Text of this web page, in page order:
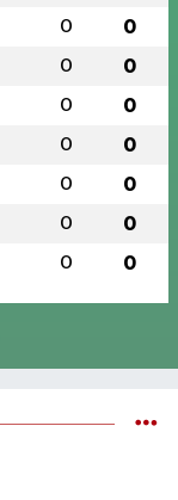
0 0
0 0
0 0
0 0
0 0
0 0
0 0